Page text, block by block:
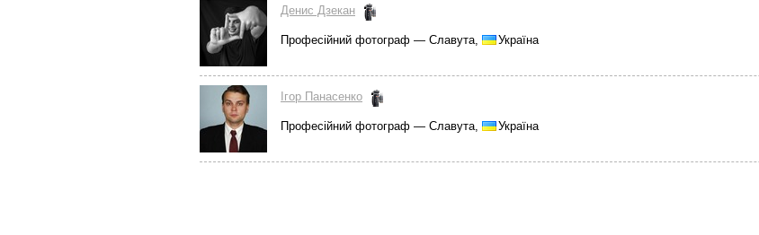
Денис Дзекан
Професійний фотограф — Славута, Україна
Ігор Панасенко
Професійний фотограф — Славута, Україна